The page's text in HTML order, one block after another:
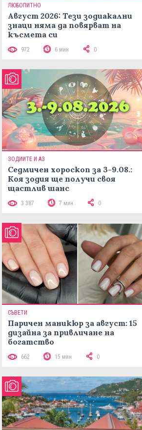
ЛЮБОПИТНО
Август 2026: Тези зодиакални
знаци няма да повярват на
късмета си
972 6 мин 0
ЗОДИИТЕ И АЗ
Седмичен хороскоп за 3-9.08.:
Коя зодия ще получи своя
щастлив шанс
3 387 7 мин 0
СЪВЕТИ
Паричен маникюр за август: 15
дизайна за привличане на
богатство
662 15 мин 0